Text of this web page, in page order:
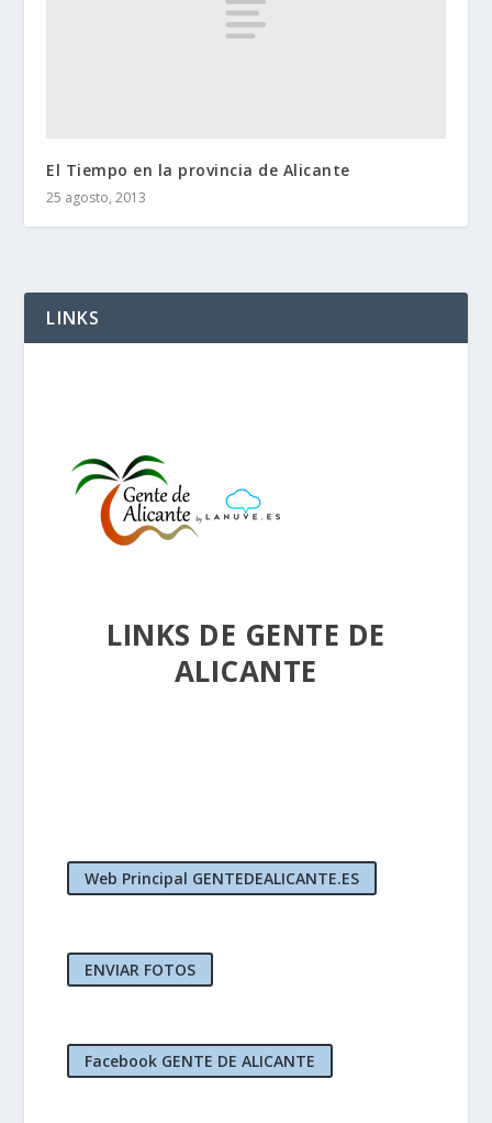
El Tiempo en la provincia de Alicante
25 agosto, 2013
LINKS
LINKS DE GENTE DE
ALICANTE
Web Principal GENTEDEALICANTE.ES
ENVIAR FOTOS
Facebook GENTE DE ALICANTE